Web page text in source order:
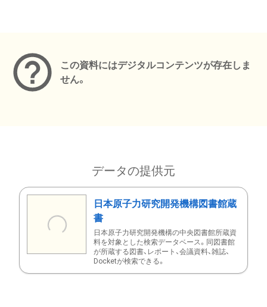
この資料にはデジタルコンテンツが存在しま
せん。
データの提供元
日本原子力研究開発機構図書館蔵
書
日本原子力研究開発機構の中央図書館所蔵資
料を対象とした検索データベース。同図書館
が所蔵する図書、レポート、会議資料、雑誌、
Docketが検索できる。